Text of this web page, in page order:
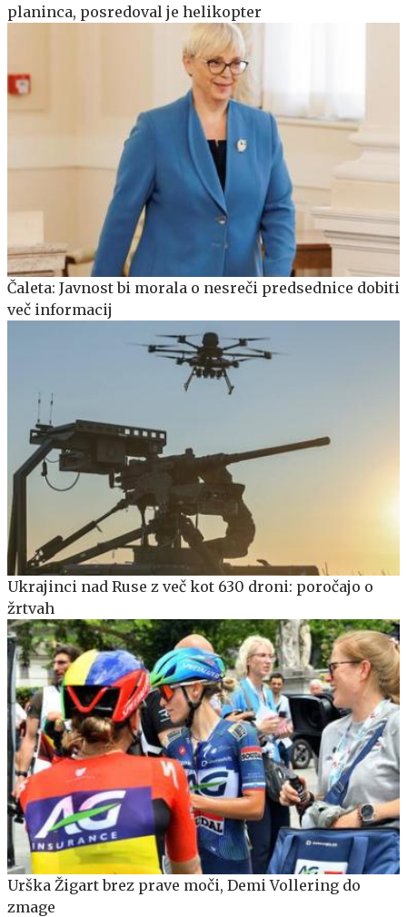
planinca, posredoval je helikopter
Čaleta: Javnost bi morala o nesreči predsednice dobiti
več informacij
Ukrajinci nad Ruse z več kot 630 droni: poročajo o
žrtvah
Urška Žigart brez prave moči, Demi Vollering do
zmage